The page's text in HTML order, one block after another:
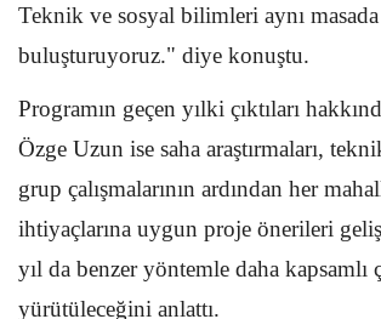
Teknik ve sosyal bilimleri aynı masada
buluşturuyoruz." diye konuştu.
Programın geçen yılki çıktıları
Özge Uzun ise saha araştırmaları,
grup çalışmalarının ardından her
ihtiyaçlarına uygun proje önerileri
yıl da benzer yöntemle daha kapsamlı
yürütüleceğini anlattı.